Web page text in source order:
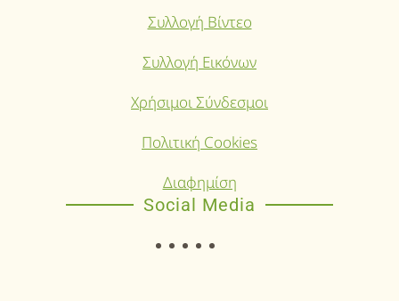
Συλλογή Βίντεο
Συλλογή Εικόνων
Χρήσιμοι Σύνδεσμοι
Πολιτική Cookies
Διαφημίση
Social Media